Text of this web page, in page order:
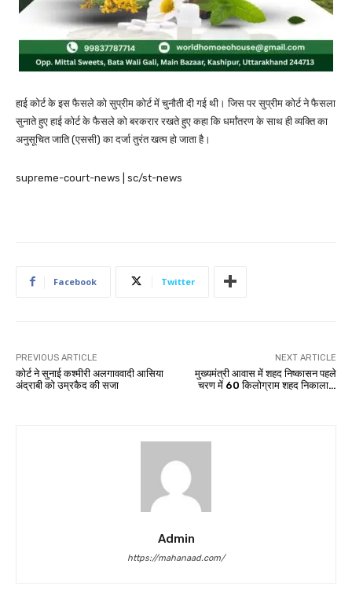
हाई कोर्ट के इस फैसले को सुप्रीम कोर्ट में चुनौती दी गई थी। जिस पर सुप्रीम कोर्ट ने फैसला
सुनाते हुए हाई कोर्ट के फैसले को बरकरार रखते हुए कहा कि धर्मांतरण के साथ ही व्यक्ति का
अनुसूचित जाति (एससी) का दर्जा तुरंत खत्म हो जाता है।
supreme-court-news | sc/st-news
Facebook Twitter
PREVIOUS ARTICLE
कोर्ट ने सुनाई कश्मीरी अलगाववादी आसिया
अंद्राबी को उम्रकैद की सजा
NEXT ARTICLE
मुख्यमंत्री आवास में शहद निष्कासन पहले
चरण में 60 किलोग्राम शहद निकाला…
Admin
https://mahanaad.com/